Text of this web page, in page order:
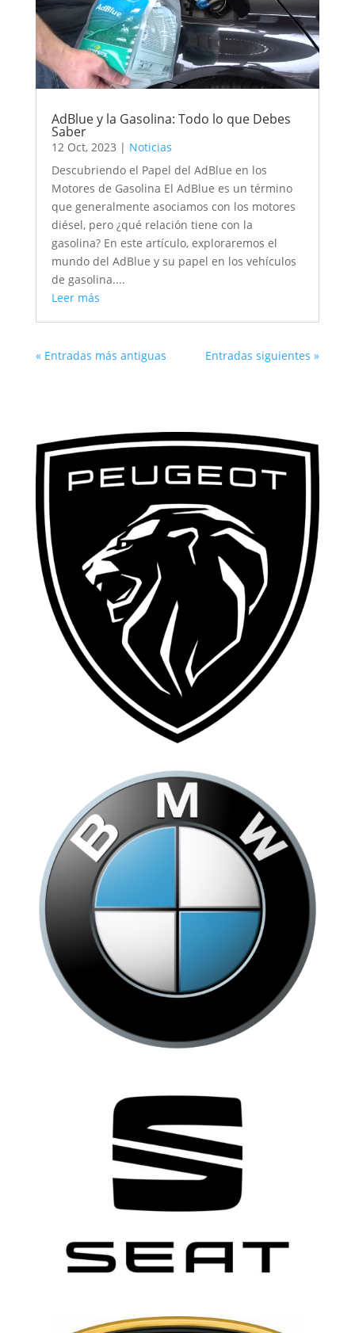
AdBlue y la Gasolina: Todo lo que Debes
Saber
12 Oct, 2023 | Noticias
Descubriendo el Papel del AdBlue en los
Motores de Gasolina El AdBlue es un término
que generalmente asociamos con los motores
diésel, pero ¿qué relación tiene con la
gasolina? En este artículo, exploraremos el
mundo del AdBlue y su papel en los vehículos
de gasolina....
Leer más
« Entradas más antiguas Entradas siguientes »